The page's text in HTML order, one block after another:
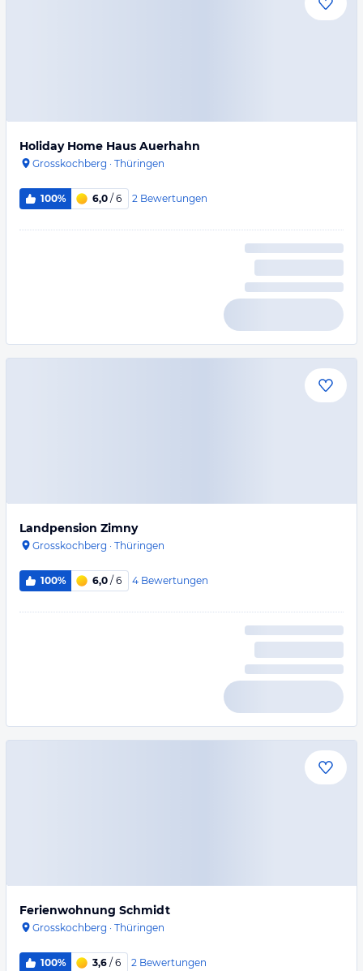
Holiday Home Haus Auerhahn
Grosskochberg · Thüringen
100% 6,0 / 6 2 Bewertungen
Landpension Zimny
Grosskochberg · Thüringen
100% 6,0 / 6 4 Bewertungen
Ferienwohnung Schmidt
Grosskochberg · Thüringen
100% 3,6 / 6 2 Bewertungen